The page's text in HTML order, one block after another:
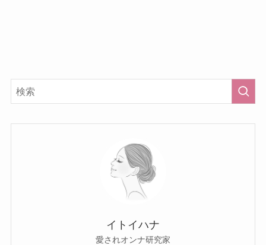
イトイハナ
愛されオンナ研究家